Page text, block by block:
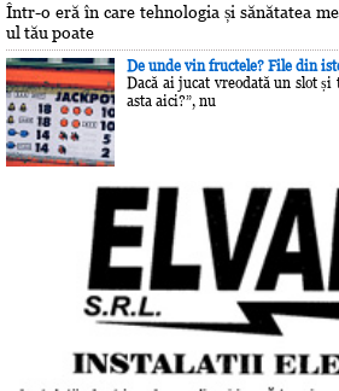
Într-o eră în care tehnologia și sănătatea
ul tău poate
De unde vin fructele? File din
Dacă ai jucat vreodată un slot
asta aici?”, nu